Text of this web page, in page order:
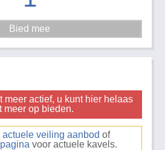
meer actief, u kunt hier helaas
meer op bieden.
actuele veiling aanbod of
voor actuele kavels.